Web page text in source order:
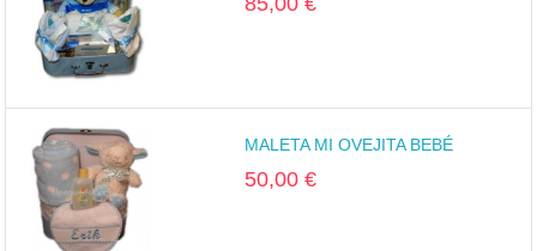
MALETA MI OVEJITA BEBÉ
50,00 €